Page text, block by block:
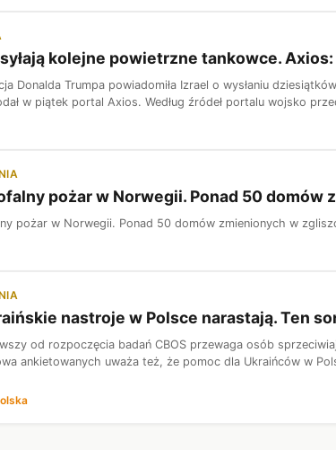
kolejne powietrzne tankowce.
Donalda Trumpa powiadomiła Izrael o wysłaniu
w piątek portal Axios. Według źródeł portalu wojsko
pożar w Norwegii. Ponad 50 domów
pożar w Norwegii. Ponad 50 domów zmienionych w
nastroje w Polsce narastają. Ten
od rozpoczęcia badań CBOS przewaga osób
ankietowanych uważa też, że pomoc dla Ukraińców w